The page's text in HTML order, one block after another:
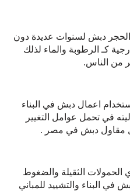
دبش لسنوات عديدة دون
كـ الرطوبة والماء لذلك
من الناس.
اعمال دبش في البناء
في تحمل عوامل التغيير
مقاول دبش في مصر .
الثقيلة والضغوط
في البناء والتشييد للمباني